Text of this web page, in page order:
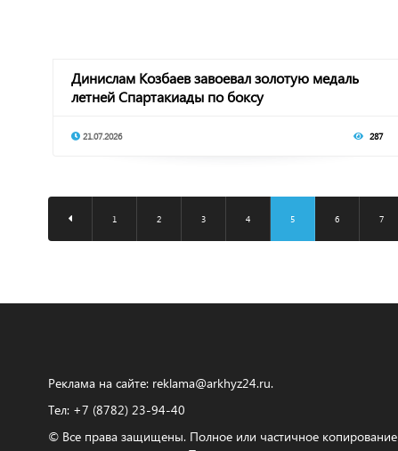
Динислам Козбаев завоевал золотую медаль
летней Спартакиады по боксу
21.07.2026 287
1 2 3 4 5 6 7
Реклама на сайте: reklama@arkhyz24.ru.
Тел: +7 (8782) 23‑94‑40
© Все права защищены. Полное или частичное копирование